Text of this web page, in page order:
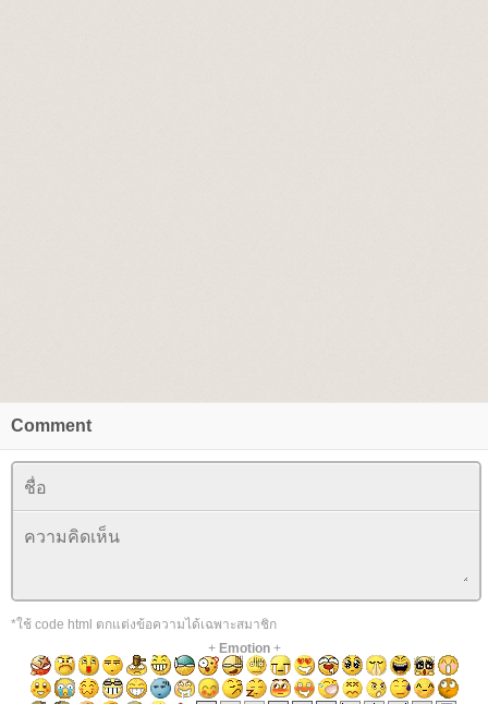
Comment
*ใช้ code html ตกแต่งข้อความได้เฉพาะสมาชิก
+ Emotion+